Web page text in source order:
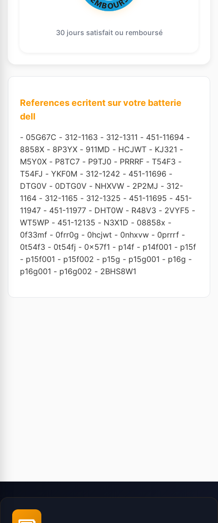
30 jours satisfait ou remboursé
References ecritent sur votre batterie
dell
- 05G67C - 312-1163 - 312-1311 - 451-11694 -
8858X - 8P3YX - 911MD - HCJWT - KJ321 -
M5Y0X - P8TC7 - P9TJ0 - PRRRF - T54F3 -
T54FJ - YKF0M - 312-1242 - 451-11696 -
DTG0V - 0DTG0V - NHXVW - 2P2MJ - 312-
1164 - 312-1165 - 312-1325 - 451-11695 - 451-
11947 - 451-11977 - DHT0W - R48V3 - 2VYF5 -
WT5WP - 451-12135 - N3X1D - 08858x -
0f33mf - 0frr0g - 0hcjwt - 0nhxvw - 0prrrf -
0t54f3 - 0t54fj - 0x57f1 - p14f - p14f001 - p15f
- p15f001 - p15f002 - p15g - p15g001 - p16g -
p16g001 - p16g002 - 2BHS8W1